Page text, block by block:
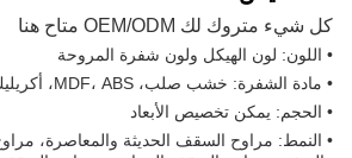
كل شيء متروك لك OEM/ODM متاح هنا​
• اللون: لون الهيكل ولون شفرة المروحة
• مادة الشفرة: خشب صلب، MDF، ABS، أكريليك
• الحجم: يمكن تخصيص الأبعاد
• النمط: مراوح السقف الحديثة والمعاصرة،